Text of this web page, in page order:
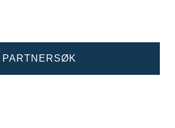
PARTNERSØK